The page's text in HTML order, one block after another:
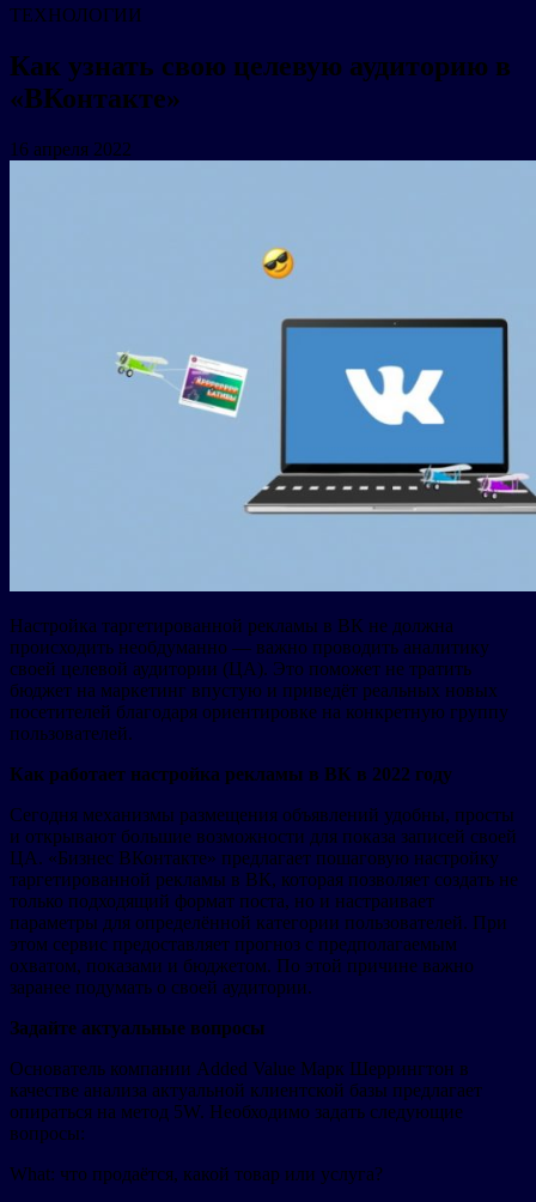
ТЕХНОЛОГИИ
Как узнать свою целевую аудиторию в
«ВКонтакте»
16 апреля 2022
Настройка таргетированной рекламы в ВК не должна
происходить необдуманно — важно проводить аналитику
своей целевой аудитории (ЦА). Это поможет не тратить
бюджет на маркетинг впустую и приведёт реальных новых
посетителей благодаря ориентировке на конкретную группу
пользователей.
Как работает настройка рекламы в ВК в 2022 году
Сегодня механизмы размещения объявлений удобны, просты
и открывают большие возможности для показа записей своей
ЦА. «Бизнес ВКонтакте» предлагает пошаговую настройку
таргетированной рекламы в ВК, которая позволяет создать не
только подходящий формат поста, но и настраивает
параметры для определённой категории пользователей. При
этом сервис предоставляет прогноз с предполагаемым
охватом, показами и бюджетом. По этой причине важно
заранее подумать о своей аудитории.
Задайте актуальные вопросы
Основатель компании Added Value Марк Шеррингтон в
качестве анализа актуальной клиентской базы предлагает
опираться на метод 5W. Необходимо задать следующие
вопросы:
What: что продаётся, какой товар или услуга?